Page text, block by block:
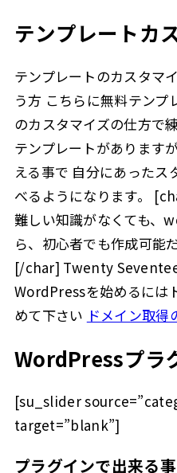
テンプレートカ
テンプレートのカスタマ
う方 こちらに無料テン
のカスタマイズの仕方で
テンプレートがあります
える事で 自分にあったス
べるようになります。
難しい知識がなくても、
ら、初心者でも作成可能
[/char] Twenty
WordPressを始めるには
めて下さい ドメイン取得
WordPressプラ
[su_slider
target=”blank”]
プラグインで出来る事